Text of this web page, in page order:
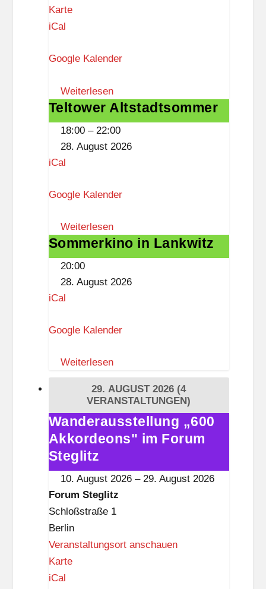
KarteH
m
n
n
-
e
s
-
P
z
iCal
Google Kalender
Weiterlesen
Teltower
Altstadtsommer
Teltower Altstadtsommer
18:00 – 22:00
28. August 2026
iCal
Google Kalender
Weiterlesen
Sommerkino
in
Lankwitz
Sommerkino in Lankwitz
20:00
28. August 2026
iCal
Google Kalender
Weiterlesen
29. AUGUST 2026 (4
VERANSTALTUNGEN)
Wanderausstellung
„600
Akkordeons"
im
Wanderausstellung „600
Akkordeons" im Forum
Steglitz
10. August 2026 – 29. August 2026
Forum Steglitz
Schloßstraße 1
Berlin
Veranstaltungsort anschauen
KarteF
iCal